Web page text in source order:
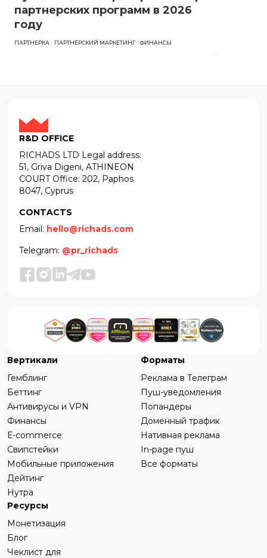
партнерских программ в 2026
году
ПАРТНЕРКА ПАРТНЁРСКИЙ МАРКЕТИНГ ФИНАНСЫ
R&D OFFICE
RICHADS LTD Legal address:
51, Griva Digeni, ATHINEON
COURT Office: 202, Paphos
8047, Cyprus
CONTACTS
Email: hello@richads.com
Telegram: @pr_richads
Вертикали
Гемблинг
Беттинг
Антивирусы и VPN
Финансы
Е-commerce
Свипстейки
Мобильные приложения
Дейтинг
Нутра
Форматы
Реклама в Телеграм
Пуш-уведомления
Попандеры
Доменный трафик
Нативная реклама
In-page пуш
Все форматы
Ресурсы
Монетизация
Блог
Чеклист для